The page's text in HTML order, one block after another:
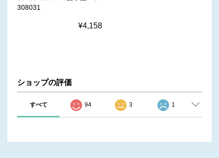
308031
¥4,158
ショップの評価
すべて 94 3 1